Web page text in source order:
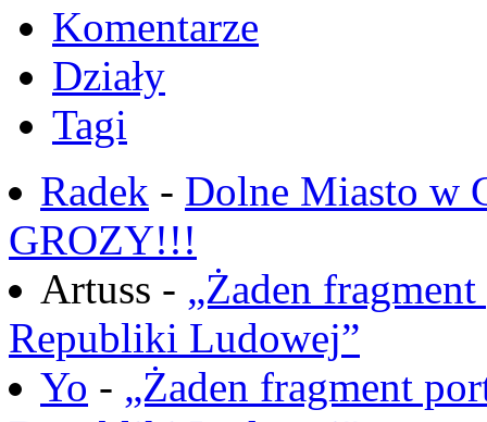
Komentarze
Działy
Tagi
Radek - Dolne Miasto w
GROZY!!!
Artuss - „Żaden
Republiki Ludowej”
Yo - „Żaden fragment